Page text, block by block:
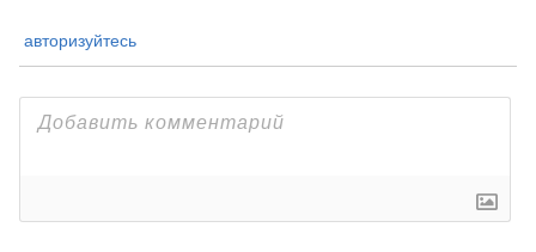
авторизуйтесь